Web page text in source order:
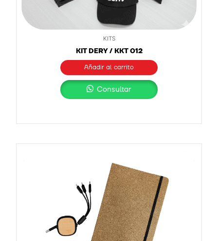
KITS
KIT DERY / KKT 012
Añadir al carrito
Consultar